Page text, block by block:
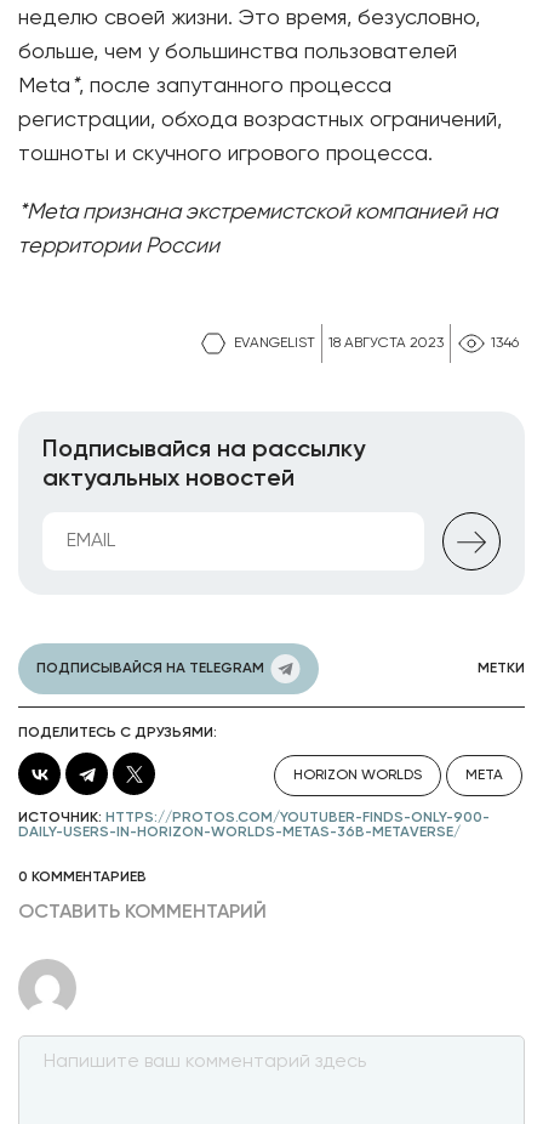
EVANGELIST 18 АВГУСТА 2023 1346
неделю своей жизни. Это время, безусловно,
больше, чем у большинства пользователей
Meta *, после запутанного процесса
регистрации, обхода возрастных ограничений,
тошноты и скучного игрового процесса.
*Meta признана экстремистской компанией на
территории России
Подписывайся на рассылку
актуальных новостей
ПОДПИСЫВАЙСЯ НА TELEGRAM МЕТКИ
ПОДЕЛИТЕСЬ С ДРУЗЬЯМИ:
HORIZON WORLDS META
ИСТОЧНИК: HTTPS://PROTOS.COM/YOUTUBER-FINDS-ONLY-900-
DAILY-USERS-IN-HORIZON-WORLDS-METAS-36B-METAVERSE/
0 КОММЕНТАРИЕВ
ОСТАВИТЬ КОММЕНТАРИЙ